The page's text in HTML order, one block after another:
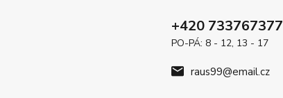
+420 733767377
PO-PÁ: 8 - 12, 13 - 17
raus99@email.cz